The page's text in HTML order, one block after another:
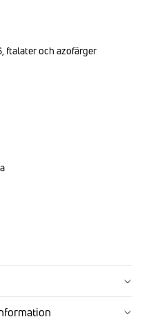
ftalater och azofärger